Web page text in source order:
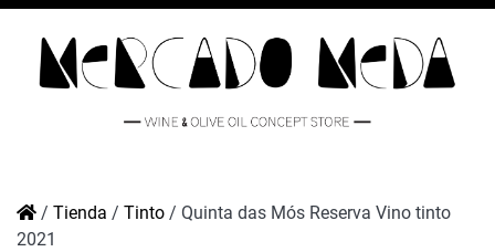
/ Tienda / Tinto / Quinta das Mós Reserva Vino tinto
2021